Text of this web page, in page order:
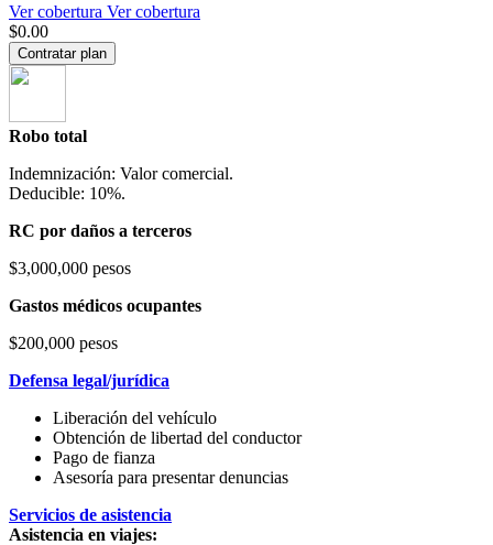
Ver cobertura Ver cobertura
$0.00
Contratar plan
Robo total
Indemnización: Valor comercial.
Deducible: 10%.
RC por daños a terceros
$3,000,000 pesos
Gastos médicos ocupantes
$200,000 pesos
Defensa legal/jurídica
Liberación del vehículo
Obtención de libertad del conductor
Pago de fianza
Asesoría para presentar denuncias
Servicios de asistencia
Asistencia en viajes: